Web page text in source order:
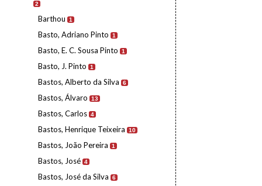
2
Barthou 1
Basto, Adriano Pinto 1
Basto, E. C. Sousa Pinto 1
Basto, J. Pinto 1
Bastos, Alberto da Silva 6
Bastos, Álvaro 13
Bastos, Carlos 4
Bastos, Henrique Teixeira 10
Bastos, João Pereira 1
Bastos, José 4
Bastos, José da Silva 6